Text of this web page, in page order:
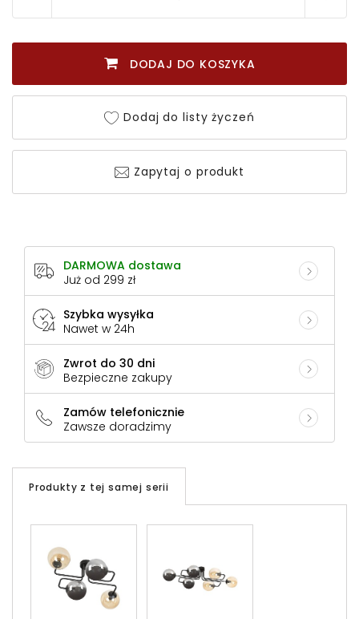
DODAJ DO KOSZYKA
Dodaj do listy życzeń
Zapytaj o produkt
DARMOWA dostawa
Już od 299 zł
Szybka wysyłka
Nawet w 24h
Zwrot do 30 dni
Bezpieczne zakupy
Zamów telefonicznie
Zawsze doradzimy
Produkty z tej samej serii